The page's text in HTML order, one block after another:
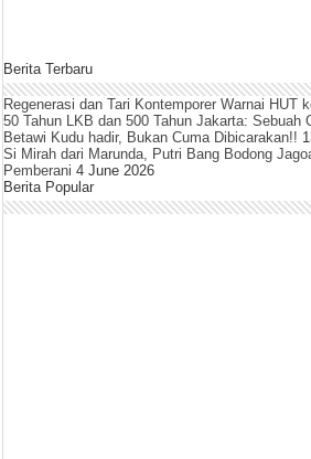
Berita Terbaru
Regenerasi dan Tari Kontemporer Warnai HUT
50 Tahun LKB dan 500 Tahun Jakarta: Sebuah
Betawi Kudu hadir, Bukan Cuma Dibicarakan!!
Si Mirah dari Marunda, Putri Bang Bodong
Pemberani 4 June 2026
Berita Popular